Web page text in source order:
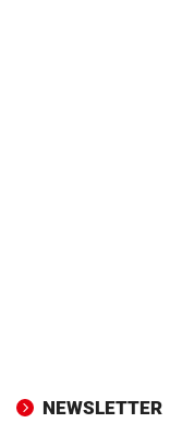
NEWSLETTER